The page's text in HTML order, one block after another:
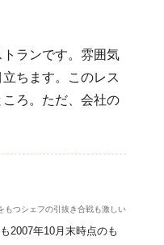
ランです。雰囲気
ちます。このレス
ろ。ただ、会社の
もつシェフの引抜き合戦も激しい
2007年10月末時点のも